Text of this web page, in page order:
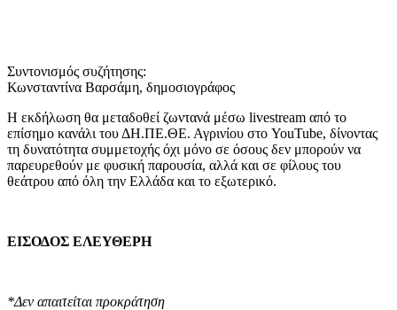
Συντονισμός συζήτησης:
Κωνσταντίνα Βαρσάμη, δημοσιογράφος
Η εκδήλωση θα μεταδοθεί ζωντανά μέσω livestream από το
επίσημο κανάλι του ΔΗ.ΠΕ.ΘΕ. Αγρινίου στο YouTube, δίνοντας
τη δυνατότητα συμμετοχής όχι μόνο σε όσους δεν μπορούν να
παρευρεθούν με φυσική παρουσία, αλλά και σε φίλους του
θεάτρου από όλη την Ελλάδα και το εξωτερικό.
ΕΙΣΟΔΟΣ ΕΛΕΥΘΕΡΗ
*Δεν απαιτείται προκράτηση